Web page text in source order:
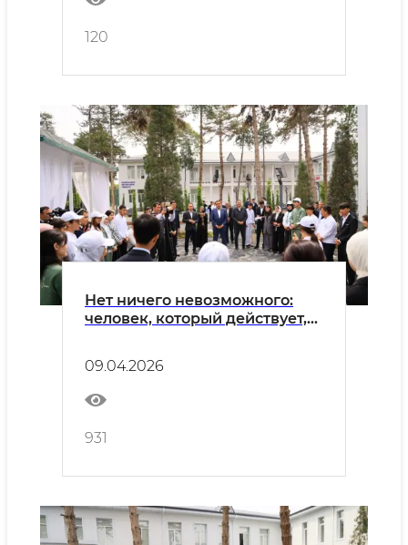
120
Нет ничего невозможного:
человек, который действует,
09.04.2026
931